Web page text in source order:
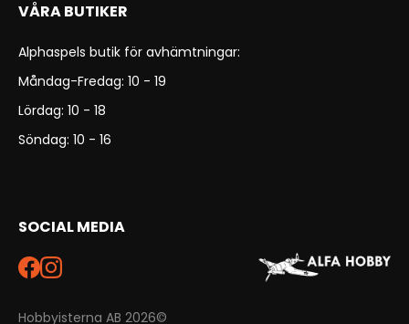
VÅRA BUTIKER
Alphaspels butik för avhämtningar:
Måndag-Fredag: 10 - 19
Lördag: 10 - 18
Söndag: 10 - 16
SOCIAL MEDIA
Hobbyisterna AB 2026©